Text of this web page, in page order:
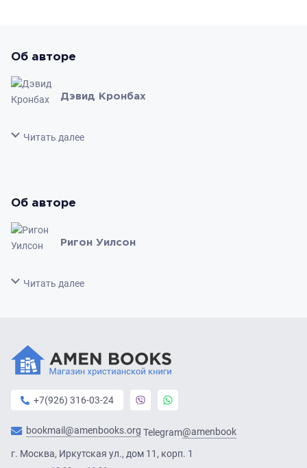
Об авторе
Дэвид Кронбах
Свернуть
Читать далее
Об авторе
Ригон Уилсон
Свернуть
Читать далее
+7(926) 316-03-24
bookmail@amenbooks.org Telegram@amenbook
г. Москва, Иркутская ул., дом 11, корп. 1